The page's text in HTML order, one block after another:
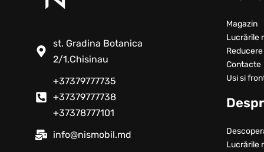
st. Gradina Botanica
2/1,Chisinau
+37379777735
+37379777738
+37378777101
info@nismobil.md
Magazin
Lucrările
Reducere
Contacte
Usi si
Lucrările